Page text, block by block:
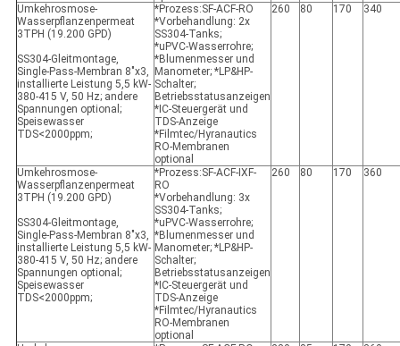
Umkehrosmose-
Wasserpflanzenpermeat
3TPH (19.200 GPD)
SS304-Gleitmontage,
Single-Pass-Membran 8"x3,
installierte Leistung 5,5 kW-
380-415 V, 50 Hz; andere
Spannungen optional;
Speisewasser
TDS<2000ppm;
*Prozess:SF-ACF-RO
*Vorbehandlung: 2x
SS304-Tanks;
*uPVC-Wasserrohre;
*Blumenmesser und
Manometer; *LP&HP-
Schalter;
Betriebsstatusanzeigen
*IC-Steuergerät und
TDS-Anzeige
*Filmtec/Hyranautics
RO-Membranen
optional
260 80 170 340
Umkehrosmose-
Wasserpflanzenpermeat
3TPH (19.200 GPD)
SS304-Gleitmontage,
Single-Pass-Membran 8"x3,
installierte Leistung 5,5 kW-
380-415 V, 50 Hz; andere
Spannungen optional;
Speisewasser
TDS<2000ppm;
*Prozess:SF-ACF-IXF-
RO
*Vorbehandlung: 3x
SS304-Tanks;
*uPVC-Wasserrohre;
*Blumenmesser und
Manometer; *LP&HP-
Schalter;
Betriebsstatusanzeigen
*IC-Steuergerät und
TDS-Anzeige
*Filmtec/Hyranautics
RO-Membranen
optional
260 80 170 360